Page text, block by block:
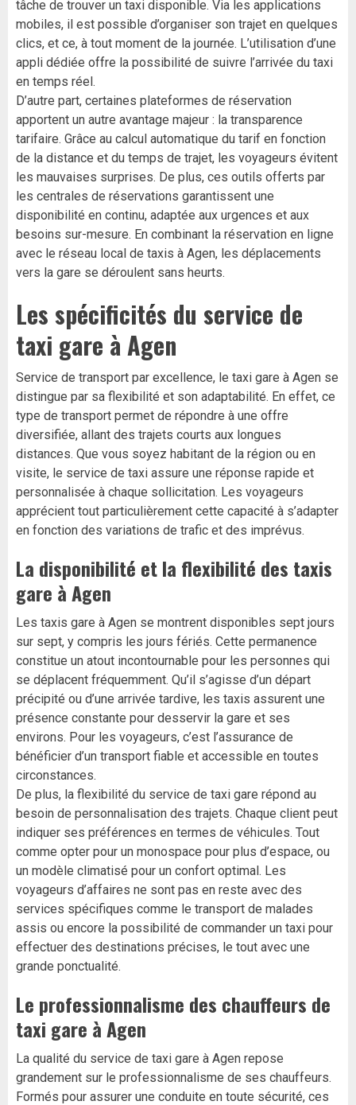
tâche de trouver un taxi disponible. Via les applications
mobiles, il est possible d’organiser son trajet en quelques
clics, et ce, à tout moment de la journée. L’utilisation d’une
appli dédiée offre la possibilité de suivre l’arrivée du taxi
en temps réel.
D’autre part, certaines plateformes de réservation
apportent un autre avantage majeur : la transparence
tarifaire. Grâce au calcul automatique du tarif en fonction
de la distance et du temps de trajet, les voyageurs évitent
les mauvaises surprises. De plus, ces outils offerts par
les centrales de réservations garantissent une
disponibilité en continu, adaptée aux urgences et aux
besoins sur-mesure. En combinant la réservation en ligne
avec le réseau local de taxis à Agen, les déplacements
vers la gare se déroulent sans heurts.
Les spécificités du service de
taxi gare à Agen
Service de transport par excellence, le taxi gare à Agen se
distingue par sa flexibilité et son adaptabilité. En effet, ce
type de transport permet de répondre à une offre
diversifiée, allant des trajets courts aux longues
distances. Que vous soyez habitant de la région ou en
visite, le service de taxi assure une réponse rapide et
personnalisée à chaque sollicitation. Les voyageurs
apprécient tout particulièrement cette capacité à s’adapter
en fonction des variations de trafic et des imprévus.
La disponibilité et la flexibilité des taxis
gare à Agen
Les taxis gare à Agen se montrent disponibles sept jours
sur sept, y compris les jours fériés. Cette permanence
constitue un atout incontournable pour les personnes qui
se déplacent fréquemment. Qu’il s’agisse d’un départ
précipité ou d’une arrivée tardive, les taxis assurent une
présence constante pour desservir la gare et ses
environs. Pour les voyageurs, c’est l’assurance de
bénéficier d’un transport fiable et accessible en toutes
circonstances.
De plus, la flexibilité du service de taxi gare répond au
besoin de personnalisation des trajets. Chaque client peut
indiquer ses préférences en termes de véhicules. Tout
comme opter pour un monospace pour plus d’espace, ou
un modèle climatisé pour un confort optimal. Les
voyageurs d’affaires ne sont pas en reste avec des
services spécifiques comme le transport de malades
assis ou encore la possibilité de commander un taxi pour
effectuer des destinations précises, le tout avec une
grande ponctualité.
Le professionnalisme des chauffeurs de
taxi gare à Agen
La qualité du service de taxi gare à Agen repose
grandement sur le professionnalisme de ses chauffeurs.
Formés pour assurer une conduite en toute sécurité, ces